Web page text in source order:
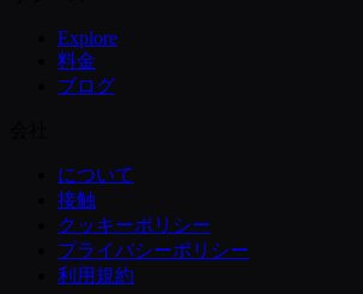
Explore
料金
ブログ
について
接触
クッキーポリシー
プライバシーポリシー
利用規約